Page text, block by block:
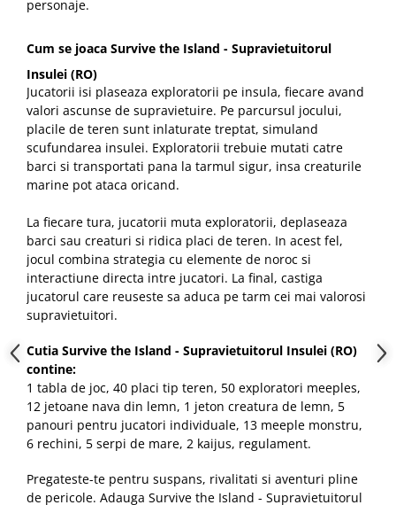
personaje.
Cum se joaca Survive the Island - Supravietuitorul
Insulei (RO)
Jucatorii isi plaseaza exploratorii pe insula, fiecare avand
valori ascunse de supravietuire. Pe parcursul jocului,
placile de teren sunt inlaturate treptat, simuland
scufundarea insulei. Exploratorii trebuie mutati catre
barci si transportati pana la tarmul sigur, insa creaturile
marine pot ataca oricand.
La fiecare tura, jucatorii muta exploratorii, deplaseaza
barci sau creaturi si ridica placi de teren. In acest fel,
jocul combina strategia cu elemente de noroc si
interactiune directa intre jucatori. La final, castiga
jucatorul care reuseste sa aduca pe tarm cei mai valorosi
supravietuitori.
Cutia Survive the Island - Supravietuitorul Insulei (RO)
contine:
1 tabla de joc, 40 placi tip teren, 50 exploratori meeples,
12 jetoane nava din lemn, 1 jeton creatura de lemn, 5
panouri pentru jucatori individuale, 13 meeple monstru,
6 rechini, 5 serpi de mare, 2 kaijus, regulament.
Pregateste-te pentru suspans, rivalitati si aventuri pline
de pericole. Adauga Survive the Island - Supravietuitorul